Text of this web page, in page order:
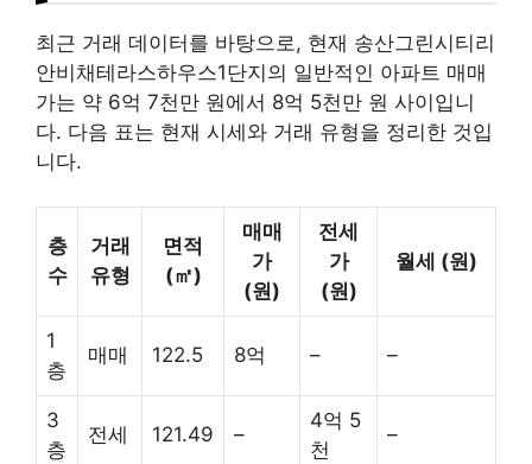
최근 거래 데이터를 바탕으로, 현재 송산그린시티리
안비채테라스하우스1단지의 일반적인 아파트 매매
가는 약 6억 7천만 원에서 8억 5천만 원 사이입니
다. 다음 표는 현재 시세와 거래 유형을 정리한 것입
니다.
층
수
거래
유형
면적
(㎡)
매매
가
(원)
전세
가
(원)
월세 (원)
1
층
매매 122.5 8억 – –
3
층
전세 121.49 –
4억 5
천
–